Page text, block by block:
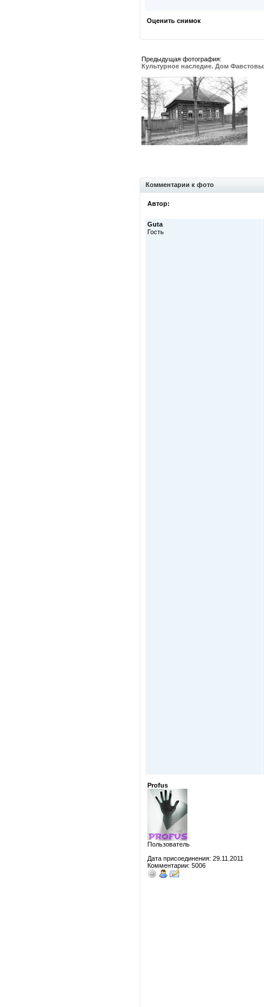
Оценить снимок
Предыдущая фотография:
Культурное наследие. Дом
Комментарии к фото
Автор:
Guta
Гость
Profus
Пользователь
Дата присоединения: 29.11.2011
Комментарии: 5006